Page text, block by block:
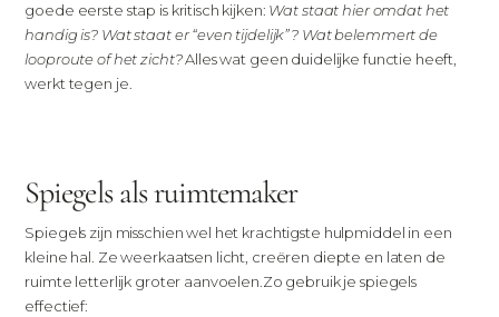
goede eerste stap is kritisch kijken: Wat staat hier omdat het
handig is? Wat staat er “even tijdelijk”? Wat belemmert de
looproute of het zicht?Alles wat geen duidelijke functie heeft,
werkt tegen je.
Spiegels als ruimtemaker
Spiegels zijn misschien wel het krachtigste hulpmiddel in een
kleine hal. Ze weerkaatsen licht, creëren diepte en laten de
ruimte letterlijk groter aanvoelen.Zo gebruik je spiegels
effectief: